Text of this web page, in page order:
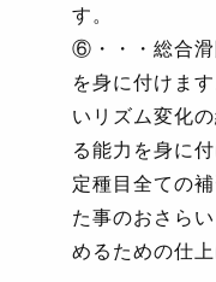
す。
⑥・・・総合滑
を身に付けま
いリズム変化
る能力を身に
定種目全ての
た事のおさら
めるための仕上